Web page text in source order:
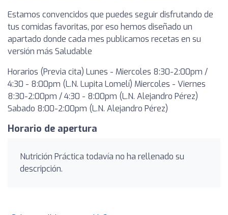
Estamos convencidos que puedes seguir disfrutando de
tus comidas favoritas, por eso hemos diseñado un
apartado donde cada mes publicamos recetas en su
versión más Saludable
Horarios (Previa cita) Lunes - Miercoles 8:30-2:00pm /
4:30 - 8:00pm (L.N. Lupita Lomelí) Miercoles - Viernes
8:30-2:00pm / 4:30 - 8:00pm (L.N. Alejandro Pérez)
Sabado 8:00-2:00pm (L.N. Alejandro Pérez)
Horario de apertura
Nutrición Práctica todavía no ha rellenado su
descripción.